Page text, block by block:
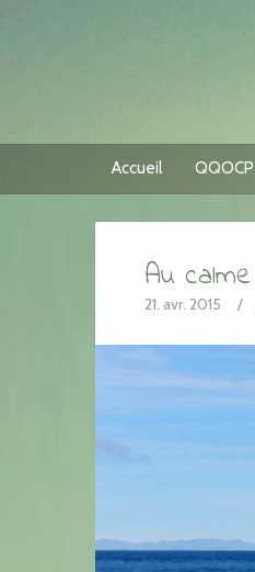
Accueil QQOCP
Au
21. avr. 2015 /